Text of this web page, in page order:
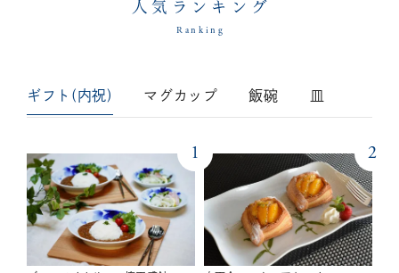
人気ランキング
Ranking
ギフト(内祝) マグカップ 飯碗 皿
1 2